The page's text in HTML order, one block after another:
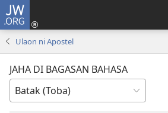
JW.ORG
Ulaon ni Apostel
JAHA DI BAGASAN BAHASA